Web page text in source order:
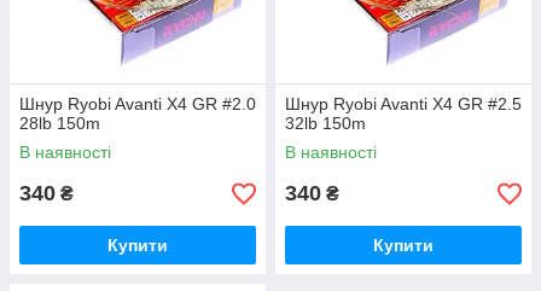
Шнур Ryobi Avanti X4 GR #2.0
28lb 150m
В наявності
340 ₴
Купити
Шнур Ryobi Avanti X4 GR #2.5
32lb 150m
В наявності
340 ₴
Купити